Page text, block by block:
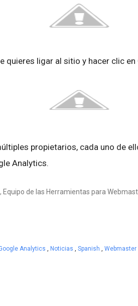
quieres ligar al sitio y hacer clic en
propietarios, cada uno de
Analytics.
Equipo de las Herramientas para
Analytics , Noticias , Spanish , Webmaster